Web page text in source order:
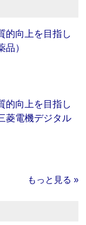
的向上を目指し
品）
的向上を目指し
菱電機デジタル
もっと見る »